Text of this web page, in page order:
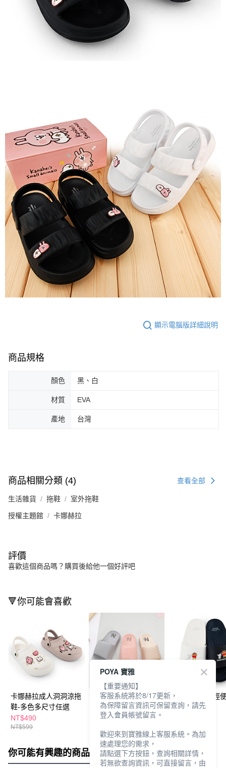
顯示電腦版詳細說明
商品規格
顏色 黑、白
材質 EVA
產地 台灣
商品相關分類 (4) 查看全部
生活雜貨 拖鞋 室外拖鞋
授權主題館 卡娜赫拉
評價
喜歡這個商品嗎？購買後給他一個好評吧
🔻你可能會喜歡
卡娜赫拉成人洞洞涼拖
鞋-多色多尺寸任選
NT$490
NT$599
悠能簡約室內拖鞋-多
色多尺寸任選
NT$199
蠟筆小新成人輕
鞋-多款任選
你可能有興趣的商品 全站排行
POYA 寶雅
【重要通知】
客服系統將於8/17更新，
為保障留言資訊可保留查詢，請先
登入會員帳號留言。
歡迎來到寶雅線上客服系統。為加
速處理您的需求，
請點選下方按鈕，查詢相關詳情，
若無欲查詢資訊，可直接留言，由